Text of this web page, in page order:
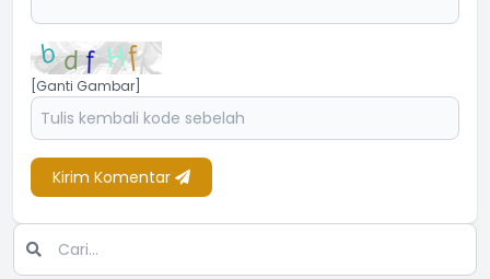
[Ganti Gambar]
Kirim Komentar